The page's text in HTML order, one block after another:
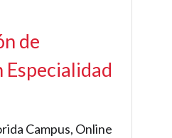
de
Especialidad
Campus, Online